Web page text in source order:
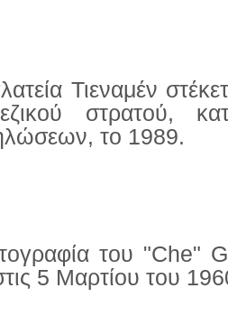
Τιεναμέν
στρατού,
το 1989.
του "Che"
5 Μαρτίου του